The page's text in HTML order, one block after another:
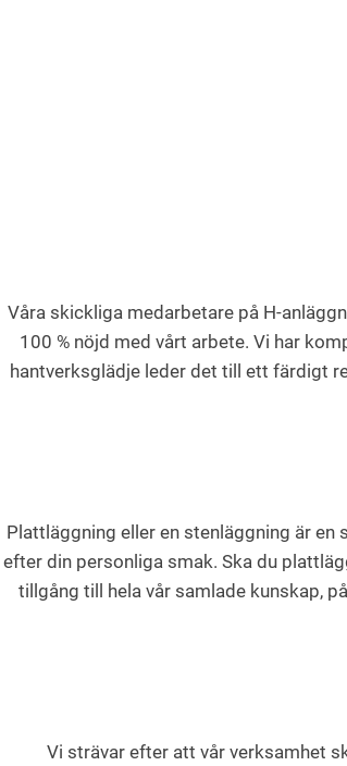
Våra skickliga medarbetare på H-
100 % nöjd med vårt arbete. Vi har
hantverksglädje leder det till ett färdigt
Plattläggning eller en stenläggning är
efter din personliga smak. Ska du
tillgång till hela vår samlade kunskap,
Vi strävar efter att vår verksamhet